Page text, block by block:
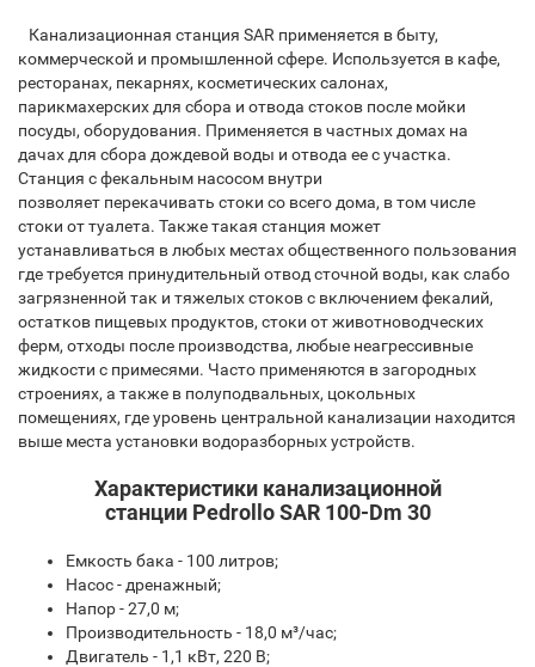
Канализационная станция SAR применяется в быту,
коммерческой и промышленной сфере. Используется в кафе,
ресторанах, пекарнях, косметических салонах,
парикмахерских для сбора и отвода стоков после мойки
посуды, оборудования. Применяется в частных домах на
дачах для сбора дождевой воды и отвода ее с участка.
Станция с фекальным насосом внутри
позволяет перекачивать стоки со всего дома, в том числе
стоки от туалета. Также такая станция может
устанавливаться в любых местах общественного пользования
где требуется принудительный отвод сточной воды, как слабо
загрязненной так и тяжелых стоков с включением фекалий,
остатков пищевых продуктов, стоки от животноводческих
ферм, отходы после производства, любые неагрессивные
жидкости с примесями. Часто применяются в загородных
строениях, а также в полуподвальных, цокольных
помещениях, где уровень центральной канализации находится
выше места установки водоразборных устройств.
Характеристики канализационной
станции Pedrollo SAR 100-Dm 30
Емкость бака - 100 литров;
Насос - дренажный;
Напор - 27,0 м;
Производительность - 18,0 м³/час;
Двигатель - 1,1 кВт, 220 В;